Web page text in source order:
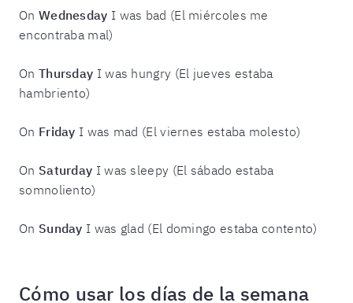
On Wednesday I was bad (El miércoles me
encontraba mal)
On Thursday I was hungry (El jueves estaba
hambriento)
On Friday I was mad (El viernes estaba molesto)
On Saturday I was sleepy (El sábado estaba
somnoliento)
On Sunday I was glad (El domingo estaba contento)
Cómo usar los días de la semana